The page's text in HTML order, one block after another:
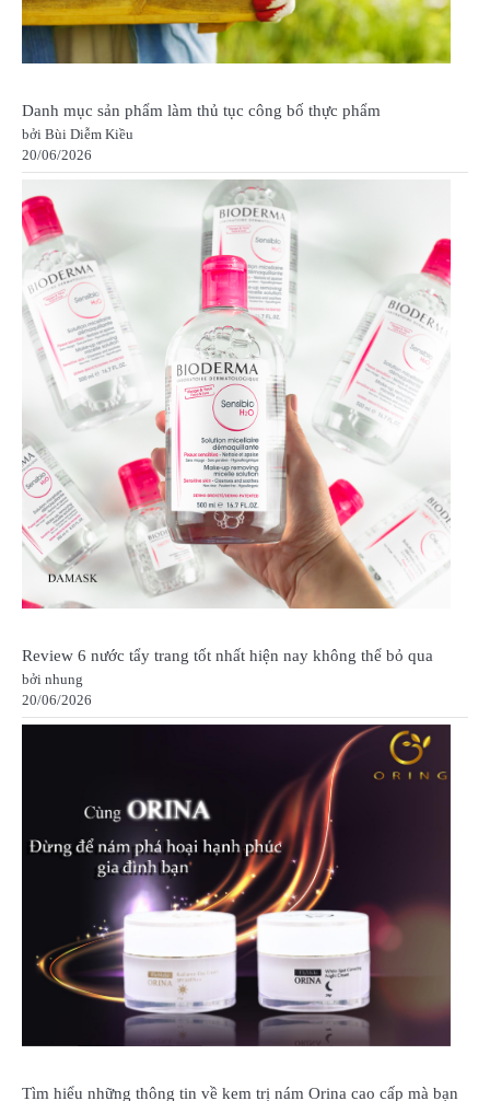
Danh mục sản phẩm làm thủ tục công bố thực phẩm
bởi Bùi Diễm Kiều
20/06/2026
Review 6 nước tẩy trang tốt nhất hiện nay không thể bỏ qua
bởi nhung
20/06/2026
Tìm hiểu những thông tin về kem trị nám Orina cao cấp mà bạn